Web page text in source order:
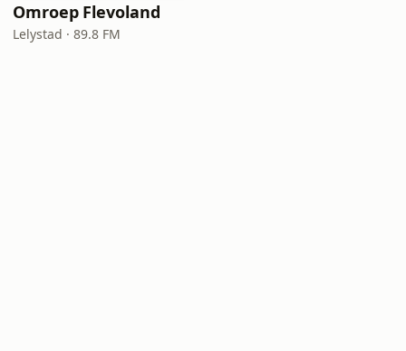
Omroep Flevoland
Lelystad · 89.8 FM